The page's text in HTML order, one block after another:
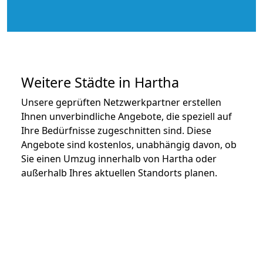
Weitere Städte in Hartha
Unsere geprüften Netzwerkpartner erstellen
Ihnen unverbindliche Angebote, die speziell auf
Ihre Bedürfnisse zugeschnitten sind. Diese
Angebote sind kostenlos, unabhängig davon, ob
Sie einen Umzug innerhalb von Hartha oder
außerhalb Ihres aktuellen Standorts planen.